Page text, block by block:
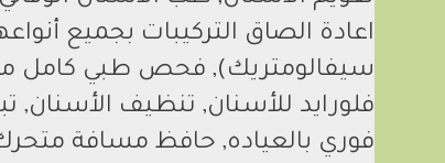
اعادة الصاق التركيبات بجميع
سيفالومتريك), فحص طبي كامل
فلورايد للأسنان, تنظيف
فوري بالعياده, حافظ مسافة